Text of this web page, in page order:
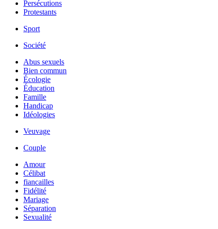
Persécutions
Protestants
Sport
Société
Abus sexuels
Bien commun
Écologie
Éducation
Famille
Handicap
Idéologies
Veuvage
Couple
Amour
Célibat
fiancailles
Fidélité
Mariage
Séparation
Sexualité